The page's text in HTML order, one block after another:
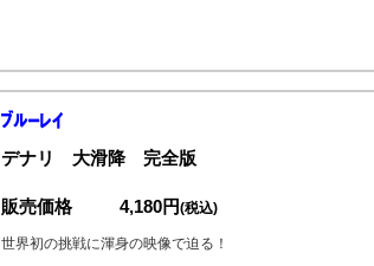
デナリ 大滑降 完全版
販売価格 4,180円(税込)
世界初の挑戦に渾身の映像で迫る！